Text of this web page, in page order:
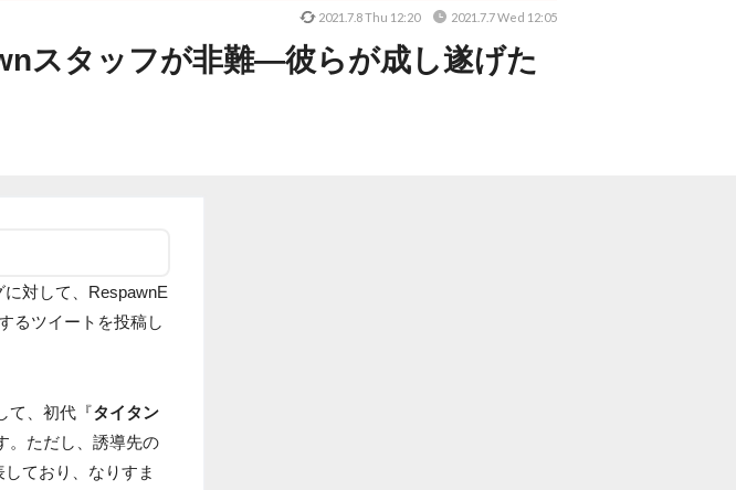
スタッフが非難―彼らが成し遂げた
2021.7.8 Thu 12:20 2021.7.7 Wed 12:05
対して、RespawnE
るツイートを投稿し
て、初代『タイタン
。ただし、誘導先の
ており、なりすま